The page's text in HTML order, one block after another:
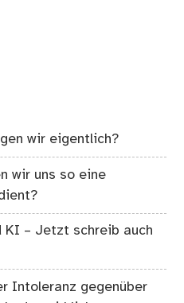
wir eigentlich?
wir uns so eine
KI – Jetzt schreib auch
Intoleranz gegenüber